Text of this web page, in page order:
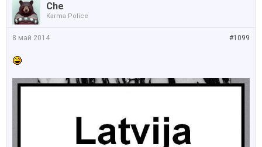
Che
Karma Police
#1099
8 май 2014